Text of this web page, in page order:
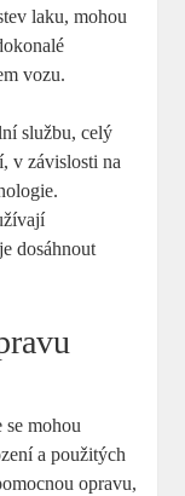
laku, mohou
vozu.
službu, ⁢celý
v závislosti na
dosáhnout
mohou
a použitých
opravu,